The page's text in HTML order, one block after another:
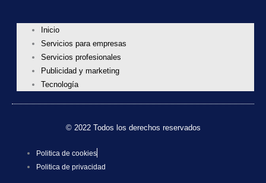
Inicio
Servicios para empresas
Servicios profesionales
Publicidad y marketing
Tecnología
© 2022 Todos los derechos reservados
Politica de cookies
Politica de privacidad